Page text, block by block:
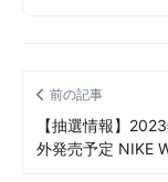
前の記事
【抽選情報】
外発売予定 NIKE